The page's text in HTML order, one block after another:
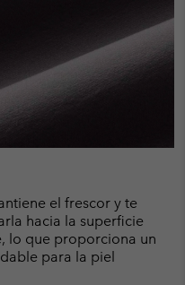
el frescor y te
hacia la superficie
lo que proporciona un
para la piel